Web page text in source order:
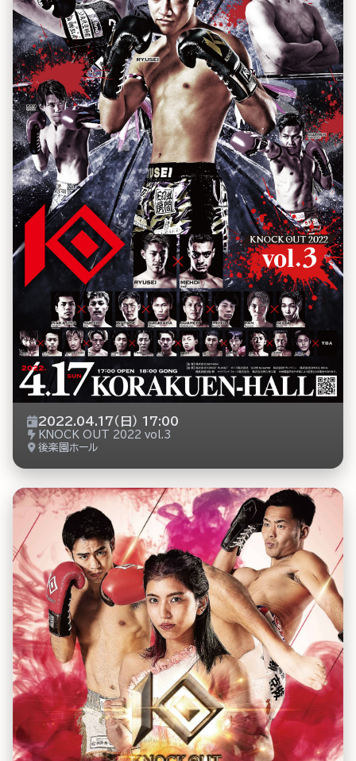
2022.04.17（日） 17:00
KNOCK OUT 2022 vol.3
後楽園ホール